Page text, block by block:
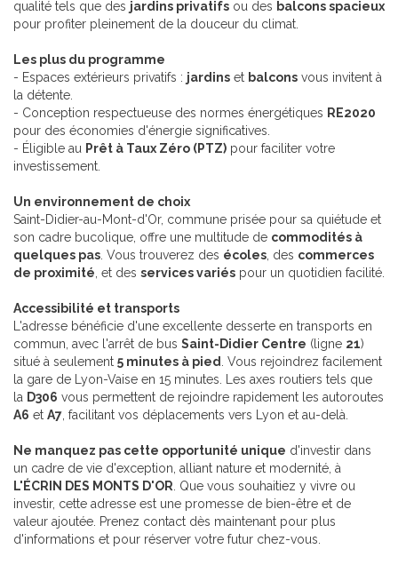
qualité tels que des jardins privatifs ou des balcons spacieux
pour profiter pleinement de la douceur du climat.
Les plus du programme
- Espaces extérieurs privatifs : jardins et balcons vous invitent à
la détente.
- Conception respectueuse des normes énergétiques RE2020
pour des économies d'énergie significatives.
- Éligible au Prêt à Taux Zéro (PTZ) pour faciliter votre
investissement.
Un environnement de choix
Saint-Didier-au-Mont-d'Or, commune prisée pour sa quiétude et
son cadre bucolique, offre une multitude de commodités à
quelques pas. Vous trouverez des écoles, des commerces
de proximité, et des services variés pour un quotidien facilité.
Accessibilité et transports
L'adresse bénéficie d'une excellente desserte en transports en
commun, avec l'arrêt de bus Saint-Didier Centre (ligne 21)
situé à seulement 5 minutes à pied. Vous rejoindrez facilement
la gare de Lyon-Vaise en 15 minutes. Les axes routiers tels que
la D306 vous permettent de rejoindre rapidement les autoroutes
A6 et A7, facilitant vos déplacements vers Lyon et au-delà.
Ne manquez pas cette opportunité unique d'investir dans
un cadre de vie d'exception, alliant nature et modernité, à
L'ÉCRIN DES MONTS D'OR. Que vous souhaitiez y vivre ou
investir, cette adresse est une promesse de bien-être et de
valeur ajoutée. Prenez contact dès maintenant pour plus
d'informations et pour réserver votre futur chez-vous.